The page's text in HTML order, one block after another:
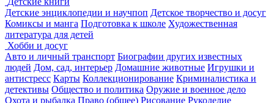
Детские энциклопедии и научпоп Детское творчество и досуг
Комиксы и манга Подготовка к школе Художественная
литература для детей
Хобби и досуг
Авто и личный транспорт Биографии других известных
людей Дом, сад, интерьер Домашние животные Игрушки и
антистресс Карты Коллекционирование Криминалистика и
детективы Общество и политика Оружие и военное дело
Охота и рыбалка Право (общее) Рисование Рукоделие